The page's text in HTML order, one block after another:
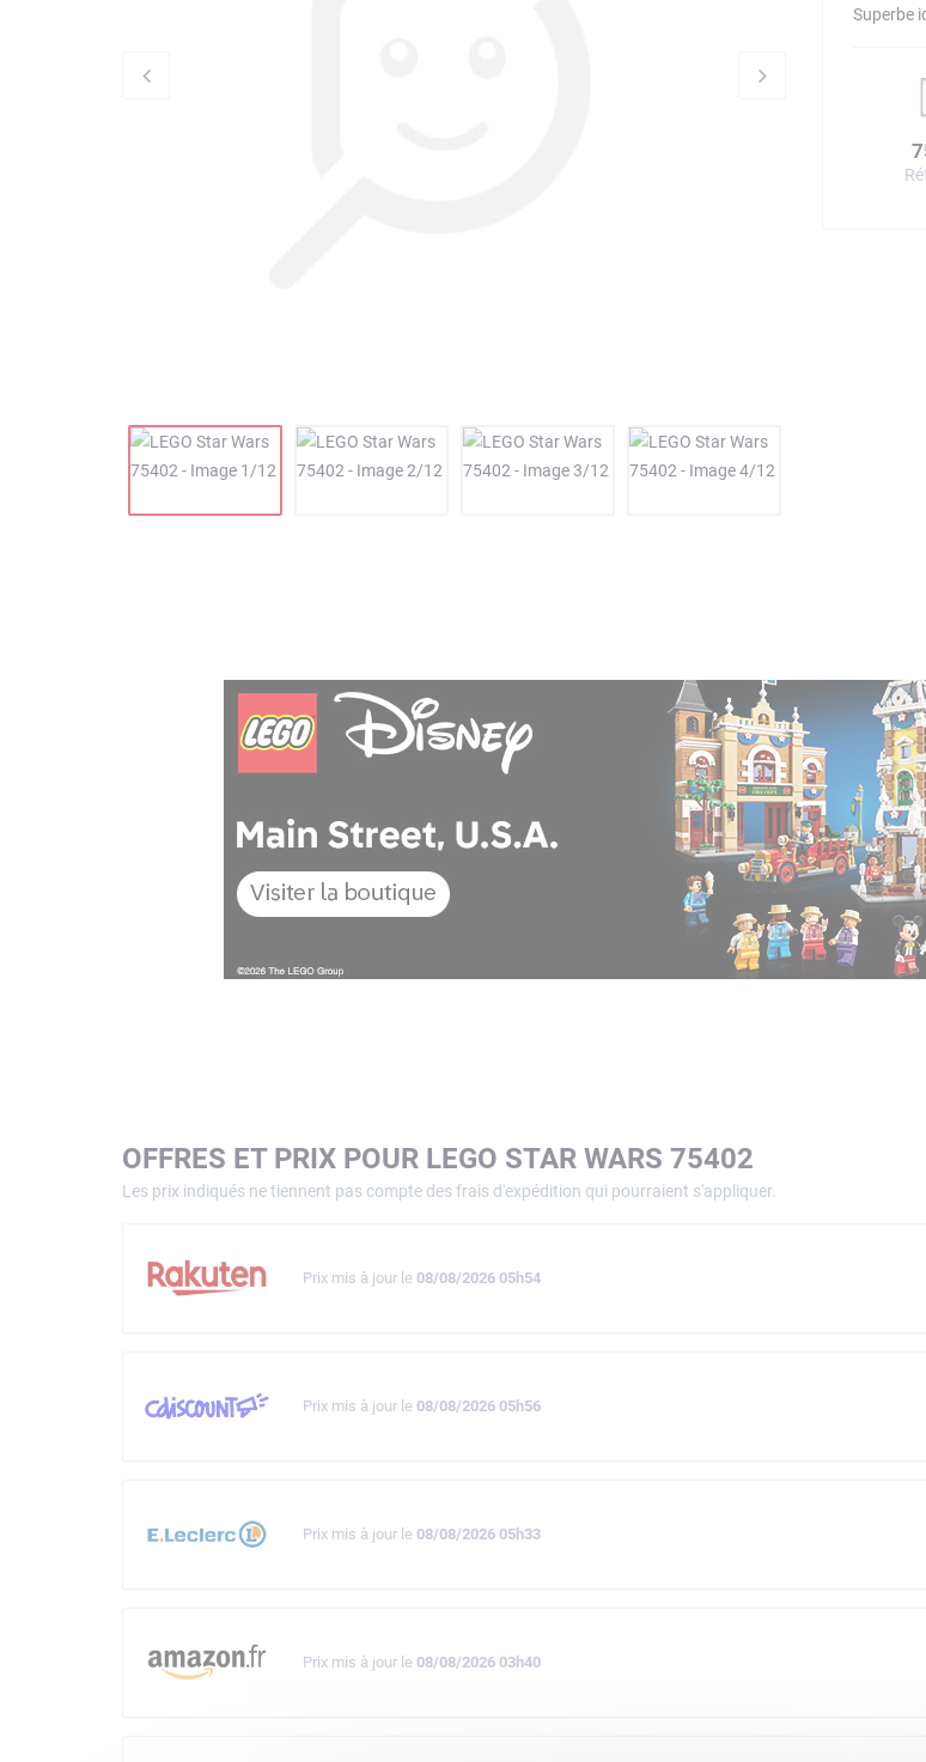
Superbe
OFFRES ET PRIX POUR LEGO STAR WARS 75402
Les prix indiqués ne tiennent pas compte des frais d'expédition qui pourraient s'appliquer.
Prix mis à jour le 08/08/2026 05h54
Prix mis à jour le 08/08/2026 05h56
Prix mis à jour le 08/08/2026 05h33
Prix mis à jour le 08/08/2026 03h40